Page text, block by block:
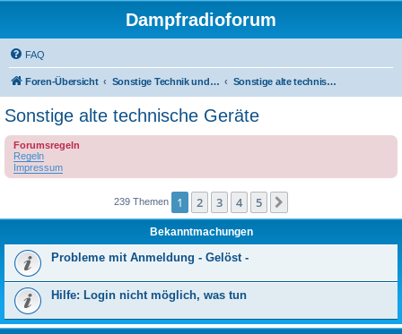
Dampfradioforum
FAQ
Foren-Übersicht Sonstige Technik und Unterhaltungselektronik Sonstige alte technische Geräte
Sonstige alte technische Geräte
Forumsregeln
Regeln
Impressum
239 Themen 1 2 3 4 5
Bekanntmachungen
Probleme mit Anmeldung - Gelöst -
Hilfe: Login nicht möglich, was tun